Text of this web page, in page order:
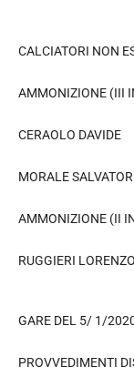
CALCIATORI NON
AMMONIZIONE (III
CERAOLO
MORALE
AMMONIZIONE (II
RUGGIERI
GARE DEL 5/ 1/
PROVVEDIMENTI